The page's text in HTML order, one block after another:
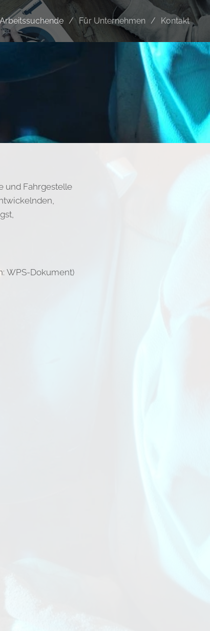
Für Unternehmen Kontakt
und Fahrgestelle
WPS-Dokument)